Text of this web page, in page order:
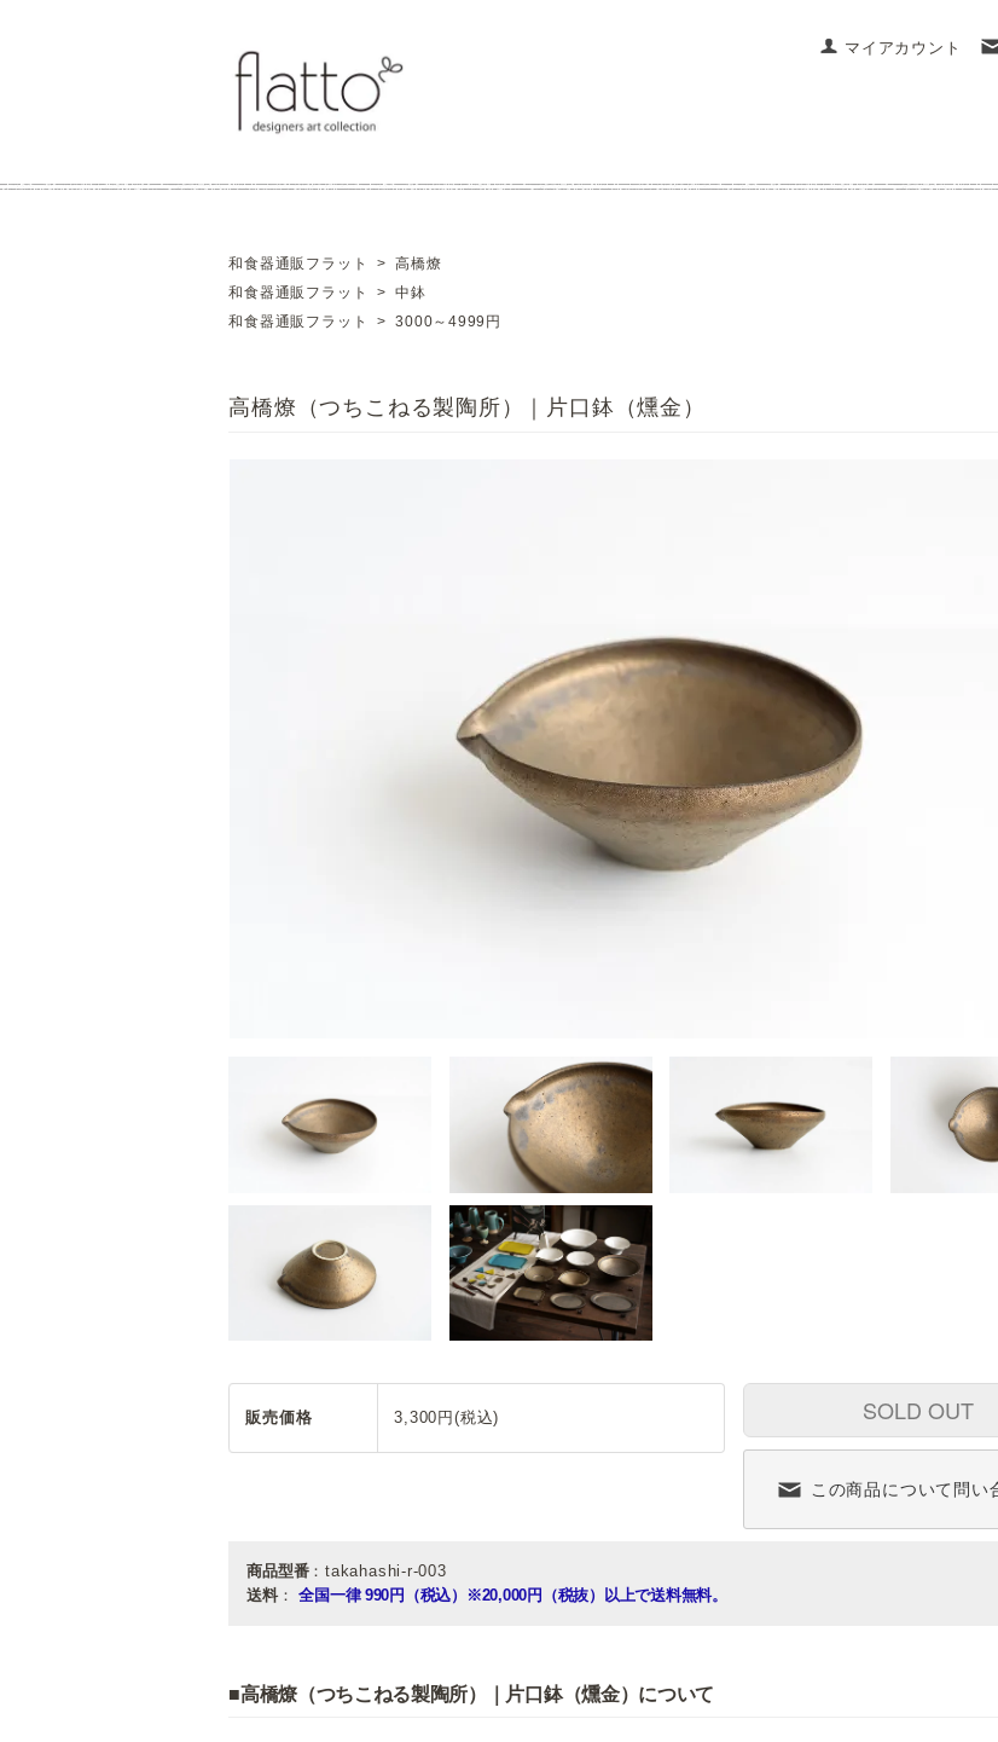
マイアカウント
和食器通販フラット >高橋燎
和食器通販フラット
>中鉢
和食器通販フラット
>3000～4999円
高橋燎（つちこねる製陶所）｜片口鉢（燻金）
販売価格 3,300円(税込) SOLD OUT
この商品について問い
商品型番：takahashi-r-003
送料： 全国一律 990円（税込） ※20,000円（税抜）以上で送料無料。
■高橋燎（つちこねる製陶所）｜片口鉢（燻金）について